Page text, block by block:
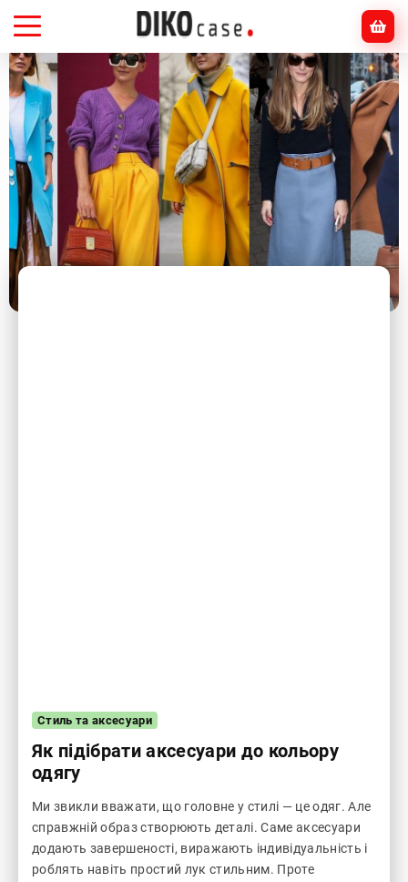
Головна Стиль та аксесуари
Як підібрати аксесуари до кольору
одягу
Стиль та аксесуари
Як підібрати аксесуари до кольору
одягу
Ми звикли вважати, що головне у стилі — це одяг. Але
справжній образ створюють деталі. Саме аксесуари
додають завершеності, виражають індивідуальність і
роблять навіть простий лук стильним. Проте